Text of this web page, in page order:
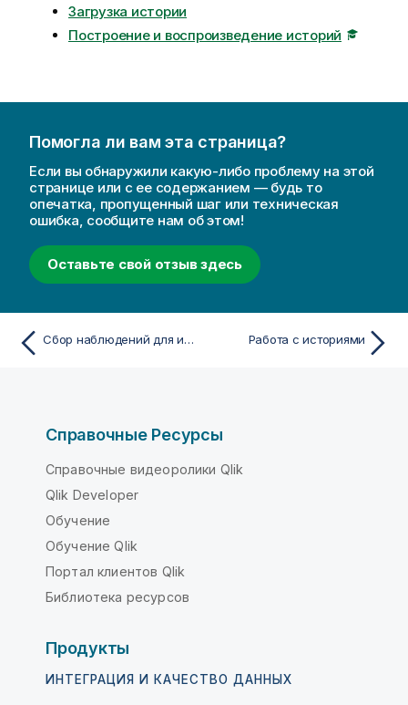
Загрузка истории
Построение и воспроизведение историй
Помогла ли вам эта страница?
Если вы обнаружили какую-либо проблему на этой
странице или с ее содержанием — будь то
опечатка, пропущенный шаг или техническая
ошибка, сообщите нам об этом!
Оставьте свой отзыв здесь
Сбор наблюдений для историй с помощью снимков Работа с историями
Справочные Ресурсы
Справочные видеоролики Qlik
Qlik Developer
Обучение
Обучение Qlik
Портал клиентов Qlik
Библиотека ресурсов
Продукты
ИНТЕГРАЦИЯ И КАЧЕСТВО ДАННЫХ